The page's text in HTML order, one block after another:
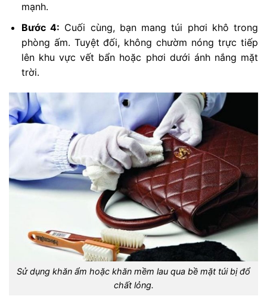
mạnh.
Bước 4: Cuối cùng, bạn mang túi phơi khô trong
phòng ấm. Tuyệt đối, không chườm nóng trực tiếp
lên khu vực vết bẩn hoặc phơi dưới ánh nắng mặt
trời.
Sử dụng khăn ẩm hoặc khăn mềm lau qua bề mặt túi bị đổ
chất lỏng.